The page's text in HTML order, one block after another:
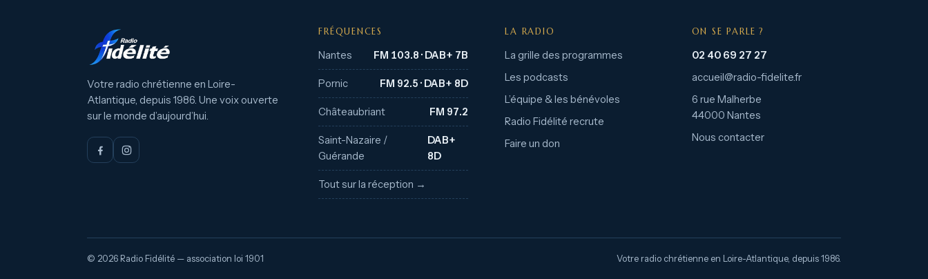
Votre radio chrétienne en Loire-
Atlantique, depuis 1986. Une voix ouverte
sur le monde d’aujourd’hui.
FRÉQUENCES
Nantes FM 103.8 · DAB+ 7B
Pornic FM 92.5 · DAB+ 8D
Châteaubriant FM 97.2
Saint-Nazaire /
Guérande
DAB+
8D
Tout sur la réception →
LA RADIO
La grille des programmes
Les podcasts
L’équipe & les bénévoles
Radio Fidélité recrute
Faire un don
ON SE PARLE ?
02 40 69 27 27
accueil@radio-fidelite.fr
6 rue Malherbe
44000 Nantes
Nous contacter
© 2026 Radio Fidélité — association loi 1901 Votre radio chrétienne en Loire-Atlantique, depuis 1986.